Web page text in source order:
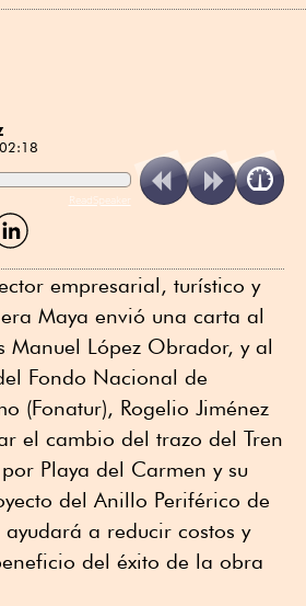
ReadSpeaker
empresarial, turístico y
Maya envió una carta al
Manuel López Obrador, y al
Fondo Nacional de
(Fonatur), Rogelio Jiménez
el cambio del trazo del Tren
Playa del Carmen y su
del Anillo Periférico de
a reducir costos y
del éxito de la obra